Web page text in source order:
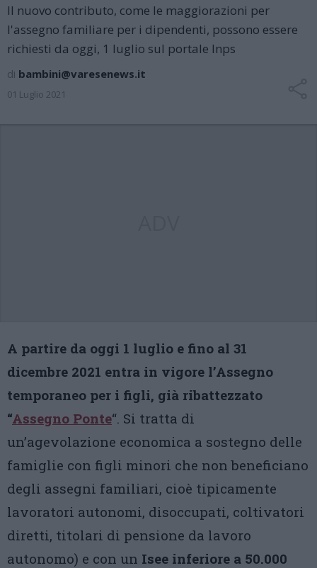
Il nuovo contributo, come le maggiorazioni per
l'assegno familiare per i dipendenti, possono essere
richiesti da oggi, 1 luglio sul portale Inps
di bambini@varesenews.it
01 Luglio 2021
A partire da oggi 1 luglio e fino al 31
dicembre 2021 entra in vigore l’Assegno
temporaneo per i figli, già ribattezzato
“Assegno Ponte“. Si tratta di
un’agevolazione economica a sostegno delle
famiglie con figli minori che non beneficiano
degli assegni familiari, cioè tipicamente
lavoratori autonomi, disoccupati, coltivatori
diretti, titolari di pensione da lavoro
autonomo) e con un Isee inferiore a 50.000